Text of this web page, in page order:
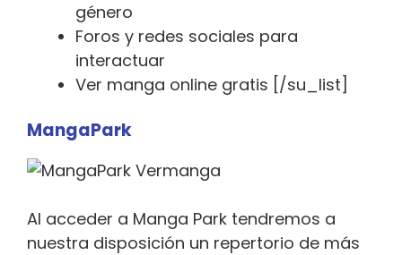
género
Foros y redes sociales para
interactuar
Ver manga online gratis [/su_list]
MangaPark
Al acceder a Manga Park tendremos a
nuestra disposición un repertorio de más